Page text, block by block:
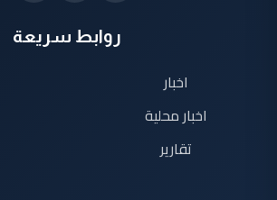
روابط سريعة
اخبار
اخبار محلية
تقارير